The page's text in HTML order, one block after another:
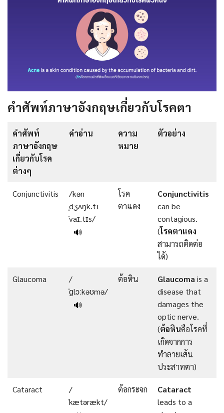
คำศัพท์ภาษาอังกฤษเกี่ยวกับโรคตา
คำศัพท์
ภาษาอังกฤษ
เกี่ยวกับโรค
ต่างๆ
คำอ่าน
ความ
หมาย
ตัวอย่าง
Conjunctivitis
/kən
ˌdʒʌŋk.tɪ
ˈvaɪ.tɪs/
🔊
โรค
ตาแดง
Conjunctivitis
can be
contagious.
(โรคตาแดง
สามารถติดต่อ
ได้)
Glaucoma
/
ˈɡlɔːkəʊmə/
🔊
ต้อหิน Glaucoma is a
disease that
damages the
optic nerve.
(ต้อหินคือโรคที่
เกิดจากการ
ทำลายเส้น
ประสาทตา)
Cataract
/
ˈkætərækt/
ต้อกระจก
Cataract
leads to a